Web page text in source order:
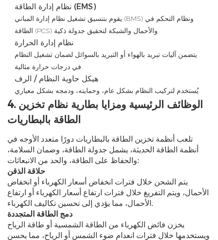
نظام إدارة الطاقة (EMS)
يقوم بتنسيق تشغيل نظام إدارة المباني (BMS) ونظام التحكم في
الطاقة (PCS) والأحمال والشبكة لتحقيق جدولة ذكية.
نظام إدارة الحرارة
يتضمن آليات تبريد بالهواء أو التبريد بالسوائل لضمان تشغيل النظام
في درجات حرارة مثالية.
هيكل حاوية النظام / الرف
يُستخدم لتركيب النظام بشكل عام، وحمايته، ودمجه بشكل معياري.
4. الوظائف الرئيسية ومزايا بطارية نظام تخزين
الطاقة بالبطاريات
تلعب أنظمة تخزين الطاقة بالبطاريات دورًا متعدد الأوجه في
أنظمة الطاقة الحديثة، يشمل جدولة الطاقة، وضمان السلامة،
والحفاظ على الطاقة، والحد من الانبعاثات:
حلاقة الذقن
يتم الشحن خلال فترات انخفاض أسعار الكهرباء أو انخفاض
الأحمال، ويتم التفريغ خلال فترات ارتفاع أسعار الكهرباء أو ارتفاع
الأحمال، مما يؤدي إلى تحسين تكاليف الكهرباء.
دمج الطاقة المتجددة
يخزن فائض الكهرباء من الطاقة الشمسية أو طاقة الرياح
ويستخدمها خلال فترات انعدام ضوء الشمس أو الرياح، مما يحسن